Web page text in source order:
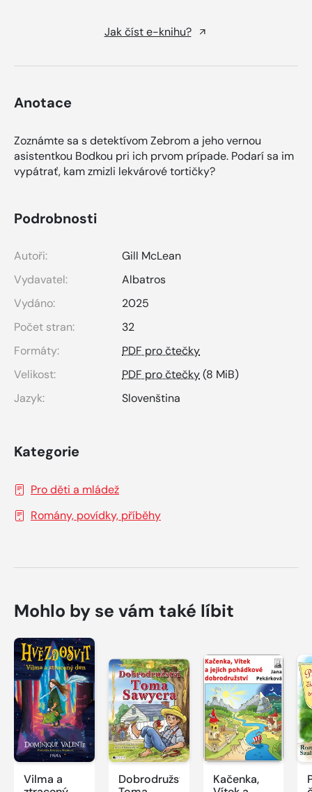
Jak číst e-knihu?
Anotace
Zoznámte sa s detektívom Zebrom a jeho vernou
asistentkou Bodkou pri ich prvom prípade. Podarí sa im
vypátrať, kam zmizli lekvárové tortičky?
Podrobnosti
Autoři:
Gill McLean
Vydavatel:
Albatros
Vydáno:
2025
Počet stran:
32
Formáty:
PDF pro čtečky
Velikost:
PDF pro čtečky(8 MiB)
Jazyk:
Slovenština
Kategorie
Pro děti a mládež
Romány, povídky, příběhy
Mohlo by se vám také líbit
Vilma a
Dobrodružství
Kačenka,